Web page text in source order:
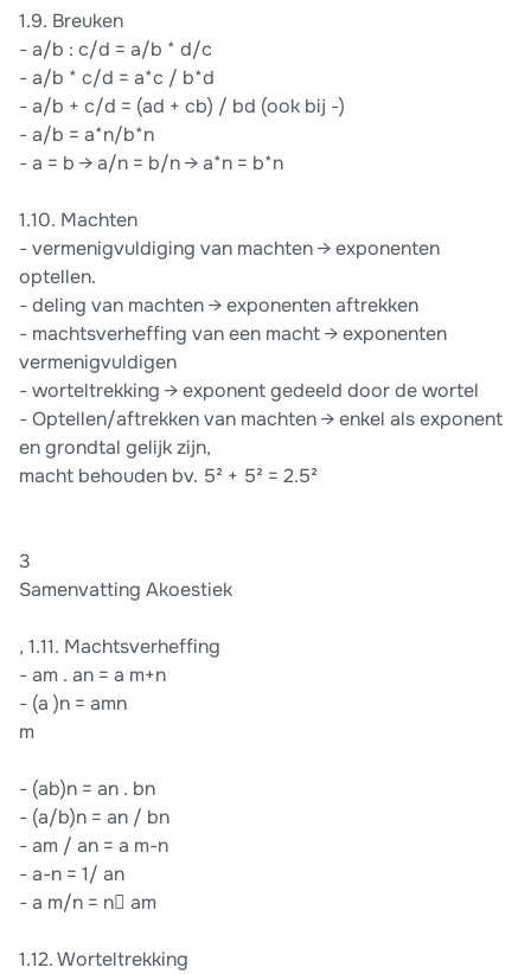
1.9. Breuken
- a/b : c/d = a/b * d/c
- a/b * c/d = a*c / b*d
- a/b + c/d = (ad + cb) / bd (ook bij -)
- a/b = a*n/b*n
- a = b → a/n = b/n → a*n = b*n
1.10. Machten
- vermenigvuldiging van machten → exponenten
optellen.
- deling van machten → exponenten aftrekken
- machtsverheffing van een macht → exponenten
vermenigvuldigen
- worteltrekking → exponent gedeeld door de wortel
- Optellen/aftrekken van machten → enkel als exponent
en grondtal gelijk zijn,
macht behouden bv. 5² + 5² = 2.5²
3
Samenvatting Akoestiek
, 1.11. Machtsverheffing
- am . an = a m+n
- (a )n = amn
m
- (ab)n = an . bn
- (a/b)n = an / bn
- am / an = a m-n
- a-n = 1/ an
- a m/n = n am
1.12. Worteltrekking